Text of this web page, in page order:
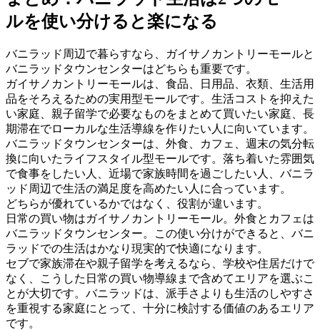
ルを使い分けると楽になる
バニラッド周辺で暮らすなら、ガイサノカントリーモールと
バニラッドタウンセンターはどちらも重要です。
ガイサノカントリーモールは、食品、日用品、衣類、生活用
品をそろえるための実用型モールです。生活コストを抑えた
い家庭、親子留学で必要なものをまとめて買いたい家庭、長
期滞在でローカルな生活導線を作りたい人に向いています。
バニラッドタウンセンターは、外食、カフェ、週末の気分転
換に向いたライフスタイル型モールです。落ち着いた雰囲気
で食事をしたい人、近場で家族時間を過ごしたい人、バニラ
ッド周辺で生活の満足度を高めたい人に合っています。
どちらが優れているかではなく、役割が違います。
日常の買い物はガイサノカントリーモール。外食とカフェは
バニラッドタウンセンター。この使い分けができると、バニ
ラッドでの生活はかなり現実的で快適になります。
セブで家族滞在や親子留学を考えるなら、学校や住居だけで
なく、こうした日常の買い物導線まで含めてエリアを選ぶこ
とが大切です。バニラッドは、派手さよりも生活のしやすさ
を重視する家庭にとって、十分に検討する価値のあるエリア
です。